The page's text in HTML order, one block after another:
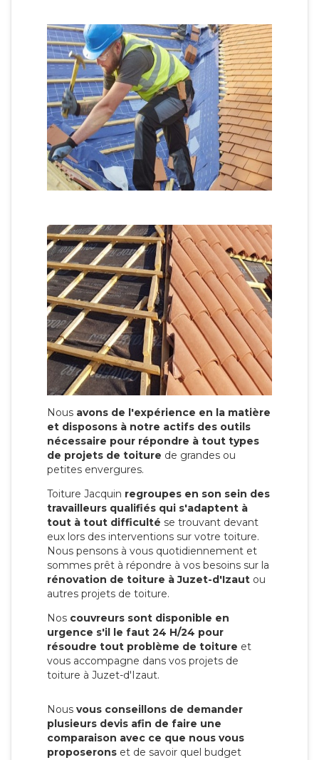
Nous avons de l'expérience en la matière
et disposons à notre actifs des outils
nécessaire pour répondre à tout types
de projets de toiture de grandes ou
petites envergures.
Toiture Jacquin regroupes en son sein des
travailleurs qualifiés qui s'adaptent à
tout à tout difficulté se trouvant devant
eux lors des interventions sur votre toiture.
Nous pensons à vous quotidiennement et
sommes prêt à répondre à vos besoins sur la
rénovation de toiture à Juzet-d'Izaut ou
autres projets de toiture.
Nos couvreurs sont disponible en
urgence s'il le faut 24 H/24 pour
résoudre tout problème de toiture et
vous accompagne dans vos projets de
toiture à Juzet-d'Izaut.
Nous vous conseillons de demander
plusieurs devis afin de faire une
comparaison avec ce que nous vous
proposerons et de savoir quel budget